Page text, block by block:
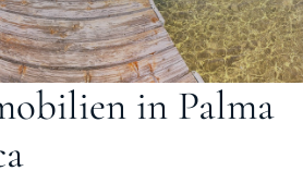
in Palma